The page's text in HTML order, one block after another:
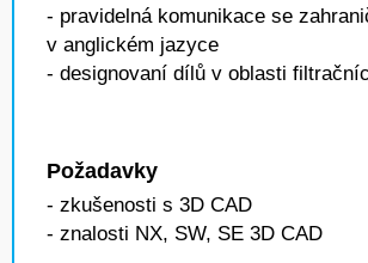
- pravidelná komunikace se
v anglickém jazyce
- designovaní dílů v oblasti
Požadavky
- zkušenosti s 3D CAD
- znalosti NX, SW, SE 3D CAD